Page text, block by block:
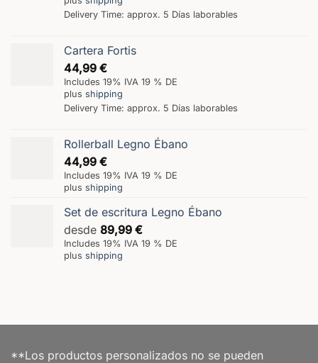
Delivery Time: approx. 5 Días laborables
Cartera Fortis
44,99 €
Includes 19% IVA 19 % DE
plus shipping
Delivery Time: approx. 5 Días laborables
Rollerball Legno Ébano
44,99 €
Includes 19% IVA 19 % DE
plus shipping
Set de escritura Legno Ébano
desde 89,99 €
Includes 19% IVA 19 % DE
plus shipping
**Los productos personalizados no se pueden